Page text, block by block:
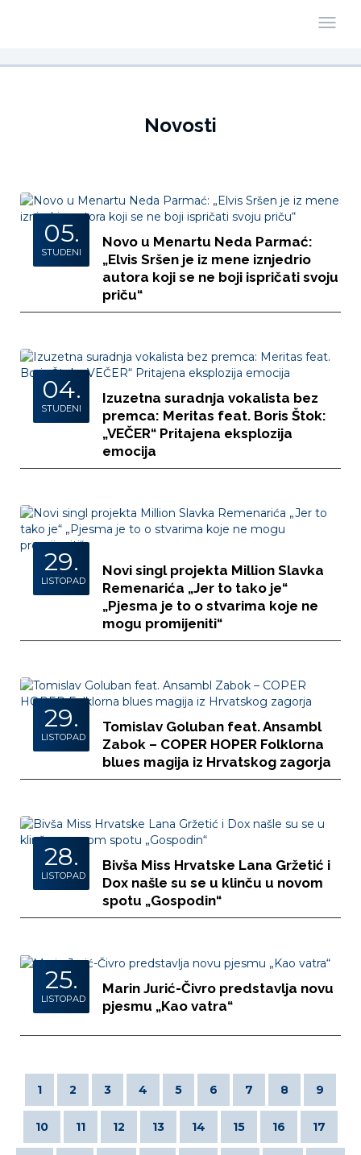
Novosti
05.
STUDENI
Novo u Menartu Neda Parmać:
„Elvis Sršen je iz mene iznjedrio
autora koji se ne boji ispričati svoju
priču“
04.
STUDENI
Izuzetna suradnja vokalista bez
premca: Meritas feat. Boris Štok:
„VEČER“ Pritajena eksplozija
emocija
29.
LISTOPAD
Novi singl projekta Million Slavka
Remenarića „Jer to tako je“
„Pjesma je to o stvarima koje ne
mogu promijeniti“
29.
LISTOPAD
Tomislav Goluban feat. Ansambl
Zabok – COPER HOPER Folklorna
blues magija iz Hrvatskog zagorja
28.
LISTOPAD
Bivša Miss Hrvatske Lana Gržetić i
Dox našle su se u klinču u novom
spotu „Gospodin“
25.
LISTOPAD
Marin Jurić-Čivro predstavlja novu
pjesmu „Kao vatra“
1 2 3 4 5 6 7 8 9
10 11 12 13 14 15 16 17